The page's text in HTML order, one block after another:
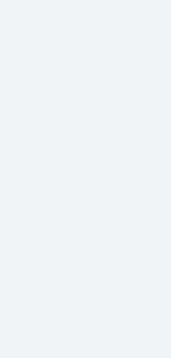
Bilbao